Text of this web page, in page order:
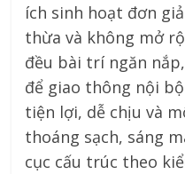
ích sinh hoạt đơn
thừa và không mở
đều bài trí ngăn
để giao thông nội
tiện lợi, dễ chịu và
thoáng sạch, sáng
cục cấu trúc theo